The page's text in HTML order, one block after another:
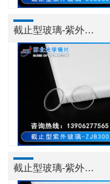
截止型玻璃-紫外玻璃ZJB300
截止型玻璃-紫外玻璃ZJB360